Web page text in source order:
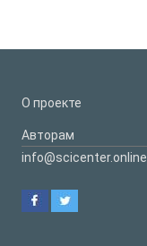
О проекте
Авторам
info@scicenter.online